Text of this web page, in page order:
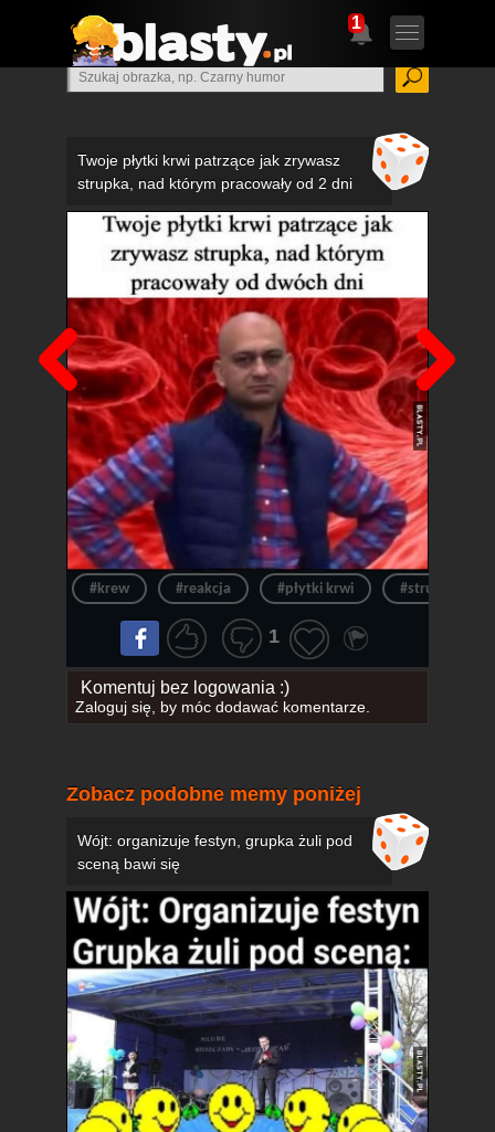
1
Twoje płytki krwi patrzące jak zrywasz
strupka, nad którym pracowały od 2 dni
Poprzedni
#krew #reakcja #płytki krwi #strup
1
Komentuj bez logowania :)
Zaloguj się, by móc dodawać komentarze.
Zobacz podobne memy poniżej
Wójt: organizuje festyn, grupka żuli pod
sceną bawi się